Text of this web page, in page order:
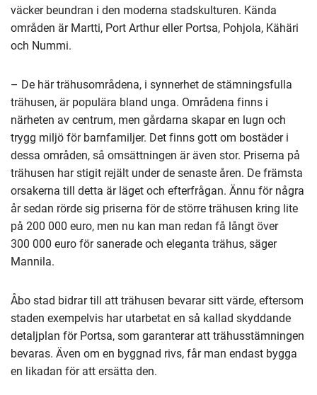
väcker beundran i den moderna stadskulturen. Kända
områden är Martti, Port Arthur eller Portsa, Pohjola, Kähäri
och Nummi.
– De här trähusområdena, i synnerhet de stämningsfulla
trähusen, är populära bland unga. Områdena finns i
närheten av centrum, men gårdarna skapar en lugn och
trygg miljö för barnfamiljer. Det finns gott om bostäder i
dessa områden, så omsättningen är även stor. Priserna på
trähusen har stigit rejält under de senaste åren. De främsta
orsakerna till detta är läget och efterfrågan. Ännu för några
år sedan rörde sig priserna för de större trähusen kring lite
på 200 000 euro, men nu kan man redan få långt över
300 000 euro för sanerade och eleganta trähus, säger
Mannila.
Åbo stad bidrar till att trähusen bevarar sitt värde, eftersom
staden exempelvis har utarbetat en så kallad skyddande
detaljplan för Portsa, som garanterar att trähusstämningen
bevaras. Även om en byggnad rivs, får man endast bygga
en likadan för att ersätta den.